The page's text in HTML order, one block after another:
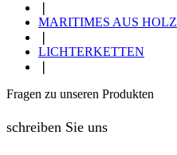
MARITIMES AUS HOLZ
LICHTERKETTEN
Fragen zu unseren Produkten
schreiben Sie uns